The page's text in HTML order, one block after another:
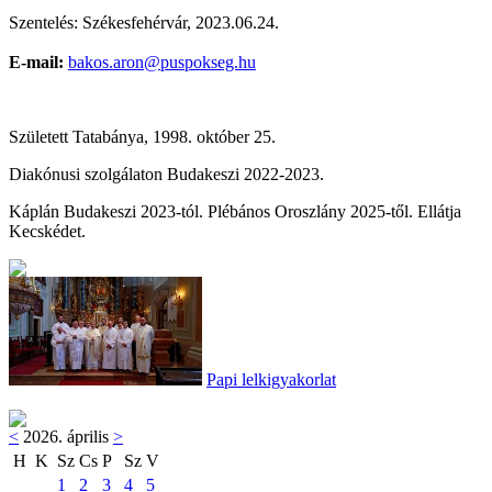
Szentelés: Székesfehérvár, 2023.06.24.
E-mail: bakos.aron@puspokseg.hu
Született Tatabánya, 1998. október 25.
Diakónusi szolgálaton Budakeszi 2022-2023.
Káplán Budakeszi 2023-tól. Plébános Oroszlány 2025-től. Ellátja
Kecskédet.
Papi lelkigyakorlat
< 2026. április >
H K Sz Cs P Sz V
1
2 3 4 5